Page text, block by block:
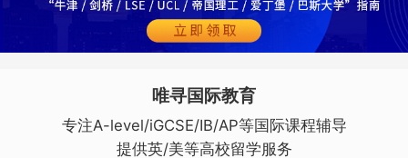
唯寻国际教育
专注A-level/iGCSE/IB/AP等国际课程辅导
提供英/美等高校留学服务